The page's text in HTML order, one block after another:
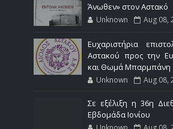
Άνωθεν» στον Αστακό
Unknown Aug 08,
Ευχαριστήρια
Αστακού προς την
και Θωμά Μπαρμπάνη
Unknown Aug 08,
Σε εξέλιξη η 36η
Εβδομάδα Ιονίου